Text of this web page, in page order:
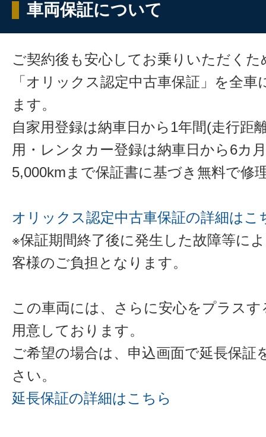
車両保証について
ご契約後も安心してお乗りいただくた
「オリックス認定中古車保証」を全
ます。
自家用登録は納車日から1年間(走行距
用・レンタカー登録は納車日から6カ
5,000kmまで保証書に基づき無料で修
オリックス認定中古車保証の詳細はこ
※保証期間終了後に発生した故障等に
客様のご負担となります。
この車両には、さらに安心をプラス
用意しております。
ご希望の場合は、申込画面で延長保証
さい。
延長保証の詳細はこちら